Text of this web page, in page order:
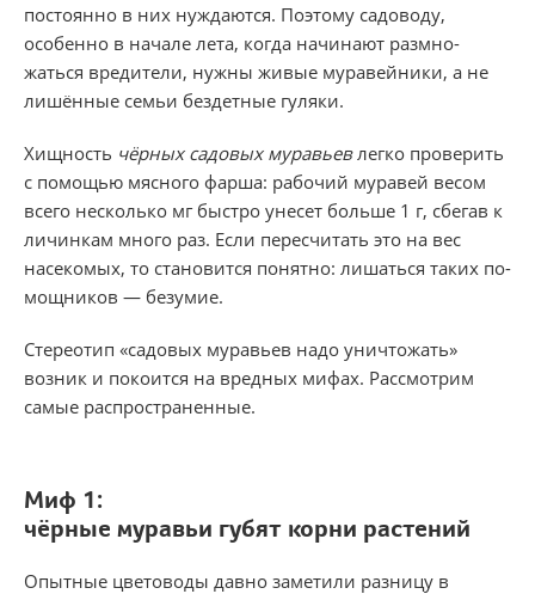
постоянно в них нуждаются. Поэтому садоводу,
особенно в начале лета, когда начинают размно­
жаться вредители, нужны живые муравейники, а не
лишённые се­мьи бездетные гуляки.
Хищность чёрных садовых муравьевлегко проверить
с помощью мясного фарша: рабочий муравей весом
всего несколько мг быстро унесет больше 1 г, сбегав к
личинкам много раз. Если пересчитать это на вес
насекомых, то становится понятно: лишаться таких по­
мощников — безумие.
Стереотип «садовых муравьев надо уничто­жать»
возник и покоится на вредных мифах. Рассмотрим
самые рас­пространенные.
Миф 1:
чёрные муравьи губят корни растений
Опытные цветоводы давно заметили разни­цу в